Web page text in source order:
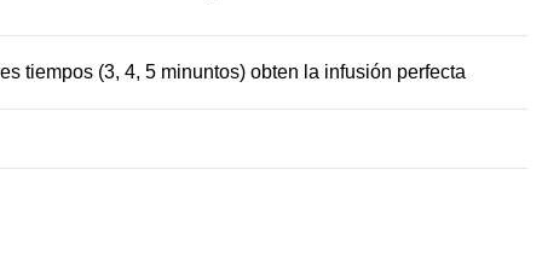
tiempos (3, 4, 5 minuntos) obten la infusión perfecta